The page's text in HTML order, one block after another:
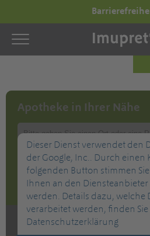
Apotheke in Ihrer Nähe
Filter
Dieser Dienst verwendet den
der Google, Inc.. Durch einen
folgenden Button stimmen
Ihnen an den
werden. Details dazu,
verarbeitet werden, finden
Datenschutzerklärung